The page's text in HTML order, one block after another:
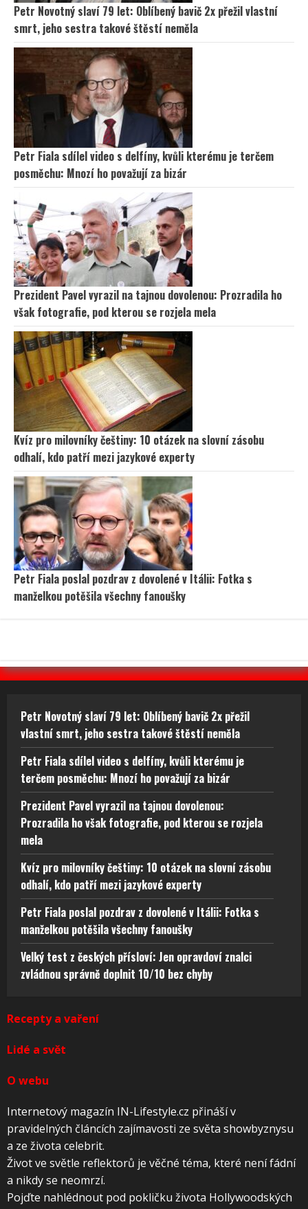
Petr Novotný slaví 79 let: Oblíbený bavič 2x přežil vlastní
smrt, jeho sestra takové štěstí neměla
Petr Fiala sdílel video s delfíny, kvůli kterému je terčem
posměchu: Mnozí ho považují za bizár
Prezident Pavel vyrazil na tajnou dovolenou: Prozradila ho
však fotografie, pod kterou se rozjela mela
Kvíz pro milovníky češtiny: 10 otázek na slovní zásobu
odhalí, kdo patří mezi jazykové experty
Petr Fiala poslal pozdrav z dovolené v Itálii: Fotka s
manželkou potěšila všechny fanoušky
Petr Novotný slaví 79 let: Oblíbený bavič 2x přežil
vlastní smrt, jeho sestra takové štěstí neměla
Petr Fiala sdílel video s delfíny, kvůli kterému je
terčem posměchu: Mnozí ho považují za bizár
Prezident Pavel vyrazil na tajnou dovolenou:
Prozradila ho však fotografie, pod kterou se rozjela
mela
Kvíz pro milovníky češtiny: 10 otázek na slovní zásobu
odhalí, kdo patří mezi jazykové experty
Petr Fiala poslal pozdrav z dovolené v Itálii: Fotka s
manželkou potěšila všechny fanoušky
Velký test z českých přísloví: Jen opravdoví znalci
zvládnou správně doplnit 10/10 bez chyby
Recepty a vaření
Lidé a svět
O webu
Internetový magazín IN-Lifestyle.cz přináší v
pravidelných článcích zajímavosti ze světa showbyznysu
a ze života celebrit.
Život ve světle reflektorů je věčné téma, které není fádní
a nikdy se neomrzí.
Pojďte nahlédnout pod pokličku života Hollywoodských